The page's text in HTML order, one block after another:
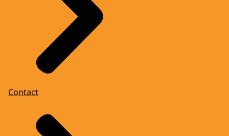
Contact